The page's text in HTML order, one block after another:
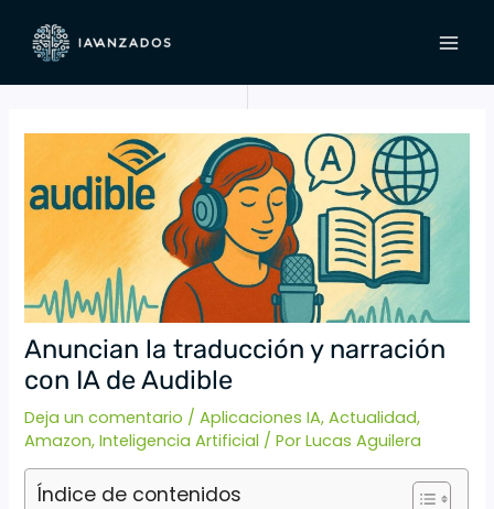
contenido
Anuncian la traducción y narración
con IA de Audible
Deja un comentario /Aplicaciones IA,Actualidad,
Amazon,Inteligencia Artificial / PorLucas Aguilera
Índice de contenidos
entradas